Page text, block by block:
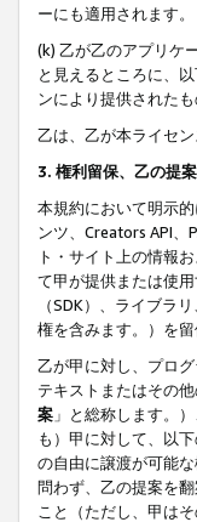
ーにも適用されます。
(k) 乙が乙のアプリケ
と見えるところに、
ンにより提供された
乙は、乙が本ライセ
3. 権利留保、乙の提案
本規約において明示
ンツ、Creators API、
ト・サイト上の情報
て甲が提供または使
（SDK）、ライブラ
権を含みます。）を
乙が甲に対し、プロ
テキストまたはその
案 」と総称します。
も）甲に対して、以
の自由に譲渡が可能
問わず、乙の提案を
こと（ただし、甲は